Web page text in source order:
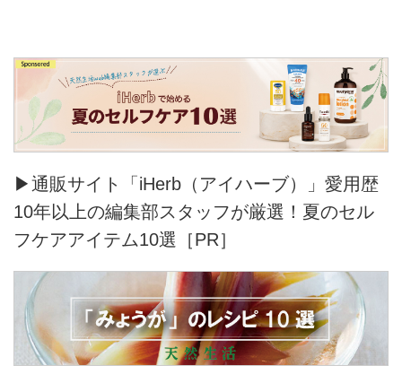
▶通販サイト「iHerb（アイハーブ）」愛用歴
10年以上の編集部スタッフが厳選！夏のセル
フケアアイテム10選［PR］